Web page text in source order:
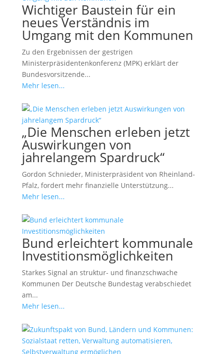
Wichtiger Baustein für ein
neues Verständnis im
Umgang mit den Kommunen
Zu den Ergebnissen der gestrigen
Ministerpräsidentenkonferenz (MPK) erklärt der
Bundesvorsitzende...
Mehr lesen...
„Die Menschen erleben jetzt
Auswirkungen von
jahrelangem Spardruck“
Gordon Schnieder, Ministerpräsident von Rheinland-
Pfalz, fordert mehr finanzielle Unterstützung...
Mehr lesen...
Bund erleichtert kommunale
Investitionsmöglichkeiten
Starkes Signal an struktur- und finanzschwache
Kommunen Der Deutsche Bundestag verabschiedet
am...
Mehr lesen...